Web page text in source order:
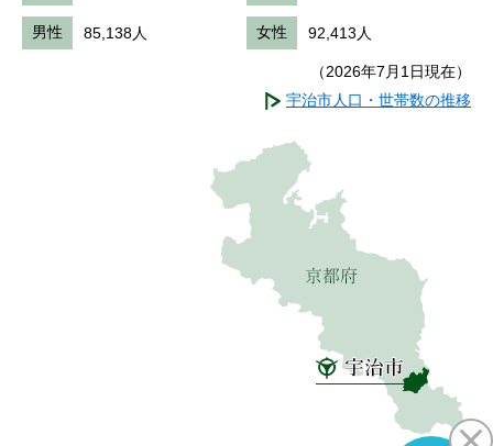
男性 85,138人 女性 92,413人
（2026年7月1日現在）
宇治市人口・世帯数の推移